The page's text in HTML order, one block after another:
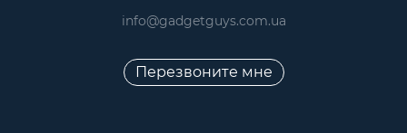
info@gadgetguys.com.ua
Перезвоните мне